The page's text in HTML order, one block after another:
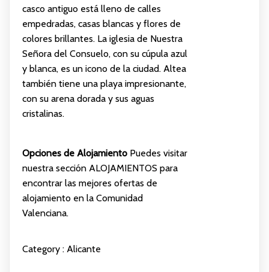
casco antiguo está lleno de calles
empedradas, casas blancas y flores de
colores brillantes. La iglesia de Nuestra
Señora del Consuelo, con su cúpula azul
y blanca, es un icono de la ciudad. Altea
también tiene una playa impresionante,
con su arena dorada y sus aguas
cristalinas.
Opciones de AlojamientoPuedes visitar
nuestra sección ALOJAMIENTOS para
encontrar las mejores ofertas de
alojamiento en la Comunidad
Valenciana.
Category : Alicante